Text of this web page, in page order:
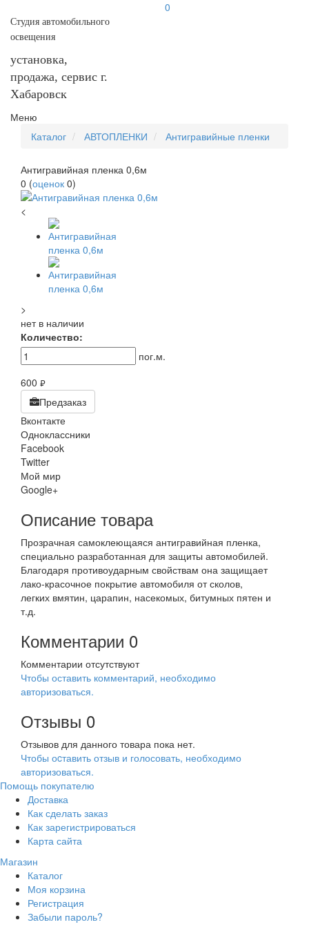
Студия автомобильного
освещения
установка,
продажа, сервис г.
Хабаровск
0
Меню
Каталог
АВТОПЛЕНКИ Антигравийные пленки
Антигравийная пленка 0,6м
0 (оценок 0)
<
>
нет в наличии
Количество:
пог.м.
600 руб.
Предзаказ
Вконтакте
Одноклассники
Facebook
Twitter
Мой мир
Google+
Описание товара
Прозрачная самоклеющаяся антигравийная пленка,
специально разработанная для защиты автомобилей.
Благодаря противоударным свойствам она защищает
лако-красочное покрытие автомобиля от сколов,
легких вмятин, царапин, насекомых, битумных пятен и
т.д.
Комментарии 0
Комментарии отсутствуют
Чтобы оставить комментарий, необходимо
авторизоваться.
Отзывы 0
Отзывов для данного товара пока нет.
Чтобы оcтавить отзыв и голосовать, необходимо
авторизоваться.
Помощь покупателю
Доставка
Как сделать заказ
Как зарегистрироваться
Карта сайта
Магазин
Каталог
Моя корзина
Регистрация
Забыли пароль?